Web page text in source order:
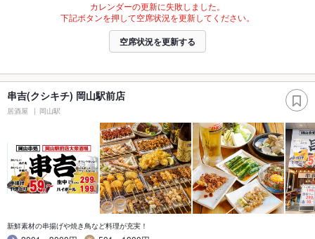
カレンダーの更新に失敗しました。
下記ボタンを押して空席状況を更新してください。
空席状況を更新する
串吉(クシキチ) 岡山駅前店
居酒屋 岡山駅
新鮮素材の串揚げや焼き鳥など料理が充実！